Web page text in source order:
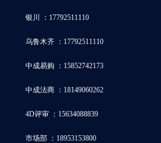
银川 ：17792511110
乌鲁木齐 ：17792511110
中成易购 ：15852742173
中成法商 ：18149060262
4D评审 ：15634088839
市场部 ：18953153800